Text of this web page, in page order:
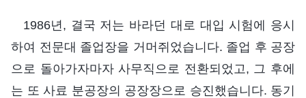
1986년, 결국 저는 바라던 대로 대입 시험에 응시
하여 전문대 졸업장을 거머쥐었습니다. 졸업 후 공장
으로 돌아가자마자 사무직으로 전환되었고, 그 후에
는 또 사료 분공장의 공장장으로 승진했습니다. 동기